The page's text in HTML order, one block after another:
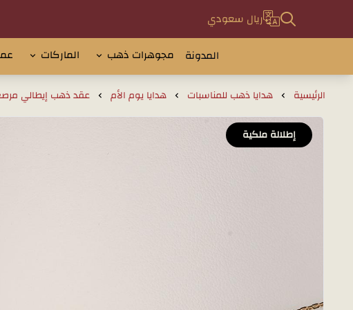
ريال سعودي
المدونة مجوهرات ذهب الماركات
الرئيسية هدايا ذهب للمناسبات هدايا يوم الأم عقد ذهب إيطالي مرصع بالماس
إطلالة ملكية